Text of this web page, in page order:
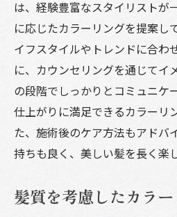
は、経験豊富なスタイリストが
に応じたカラーリングを提案し
イフスタイルやトレンドに合わ
に、カウンセリングを通じてイ
の段階でしっかりとコミュニケ
仕上がりに満足できるカラーリ
た、施術後のケア方法もアドバ
持ちも良く、美しい髪を長く楽
髪質を考慮したカラ